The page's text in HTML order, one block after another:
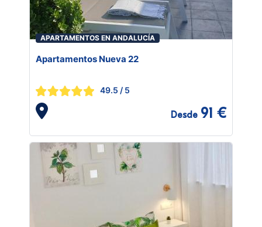
APARTAMENTOS EN ANDALUCÍA
Apartamentos Nueva 22
49.5 / 5
Desde 91 €